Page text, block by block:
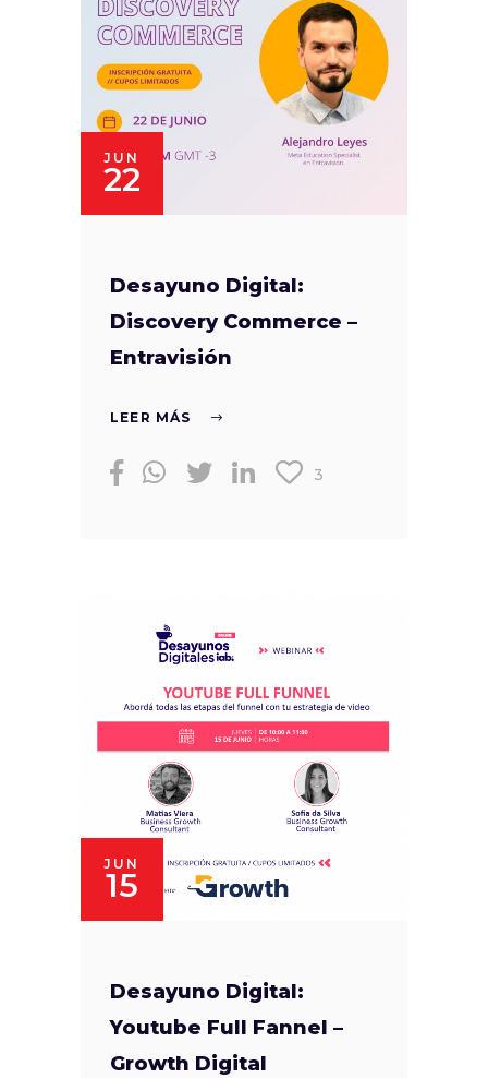
JUN
22
Desayuno Digital:
Discovery Commerce –
Entravisión
LEER MÁS
3
JUN
15
Desayuno Digital:
Youtube Full Fannel –
Growth Digital